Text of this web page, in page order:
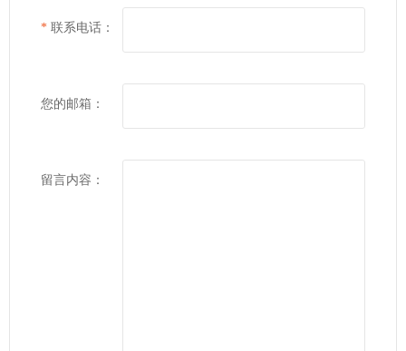
* 联系电话：
您的邮箱：
留言内容：